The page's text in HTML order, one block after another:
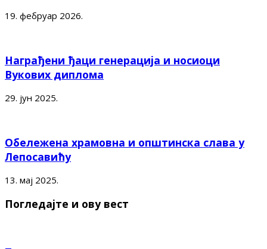
19. фебруар 2026.
Награђени ђаци генерација и носиоци
Вукових диплома
29. јун 2025.
Обележена храмовна и општинска слава у
Лепосавићу
13. мај 2025.
Погледајте и ову вест